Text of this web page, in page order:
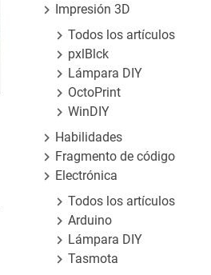
Impresión 3D
Todos los artículos
pxlBlck
Lámpara DIY
OctoPrint
WinDIY
Habilidades
Fragmento de código
Electrónica
Todos los artículos
Arduino
Lámpara DIY
Tasmota